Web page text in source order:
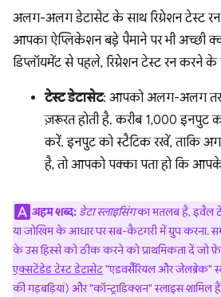
अलग-अलग डेटासेट के साथ रिग्रेशन टेस्ट
आपका ऐप्लिकेशन बड़े पैमाने पर भी अच्छी
डिप्लॉयमेंट से पहले, रिग्रेशन टेस्ट रन करने
टेस्ट डेटासेट: आपको अलग-अलग
ज़रूरत होती है. करीब 1,000 इनपुट
करें. इनपुट को स्टैटिक रखें, ताकि
है, तो आपको पक्का पता हो कि
अहम शब्द: डेटा स्लाइसिंगका मतलब है, इवैल
या जोखिम के आधार पर सब-कैटगरी में ग्रुप करना.
के उस हिस्से को ठीक करने को प्राथमिकता दें जो
एक्सटेंडेड टेस्ट डेटासेट"एडवर्सैरियल और जेलब्रेक"
की गड़बड़ियां) और "कॉन्ट्राडिक्शन" स्लाइस शामिल